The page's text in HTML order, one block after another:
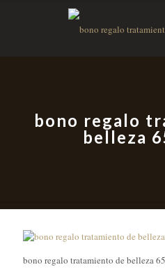
bono regalo
belleza
bono regalo tratamiento de belleza